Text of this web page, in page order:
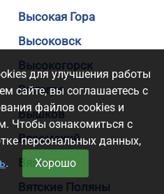
Высокая Гора
Высоковск
Высокогорск
Вытегра
Вышков
Вяземский
Вязьма
Вятские Поляны
для улучшения работы
сайте, вы соглашаетесь с
файлов cookies и
Чтобы ознакомиться с
персональных данных,
. Хорошо